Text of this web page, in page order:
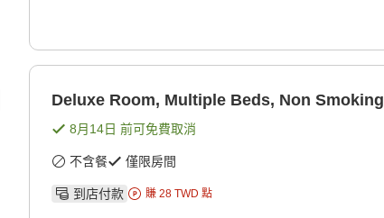
Deluxe Room, Multiple Beds, Non Smoking
8月14日 前可免費取消
不含餐 僅限房間
到店付款 賺 28 TWD 點